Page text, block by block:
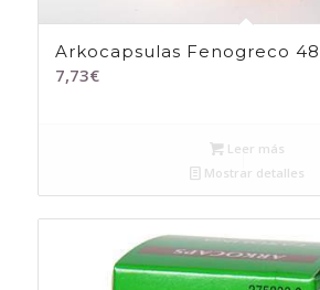
Arkocapsulas Fenogreco
7,73€
Leer más
Mostrar detalles